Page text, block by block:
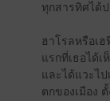
ทุกสารทิศได้
ฮาโรลหรือเ
แรกที่เธอได้เ
และได้แวะไ
ตกของเมือง